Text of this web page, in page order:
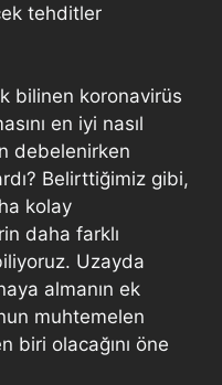
tehditler
bilinen koronavirüs
en iyi nasıl
debelenirken
Belirttiğimiz gibi,
kolay
daha farklı
Uzayda
almanın ek
muhtemelen
biri olacağını öne